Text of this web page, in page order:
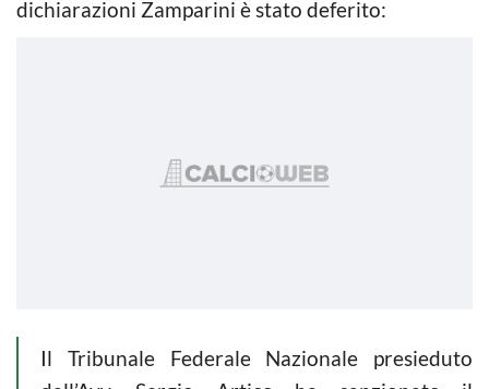
dichiarazioni Zamparini è stato deferito:
Il Tribunale Federale Nazionale presieduto